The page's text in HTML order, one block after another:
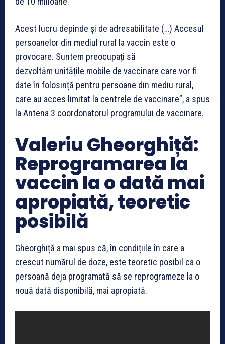
Acest lucru depinde și de adresabilitate (…) Accesul
persoanelor din mediul rural la vaccin este o
provocare. Suntem preocupați să
dezvoltăm unitățile mobile de vaccinare care vor fi
date în folosință pentru persoane din mediu rural,
care au acces limitat la centrele de vaccinare”, a spus
la Antena 3 coordonatorul programului de vaccinare.
Valeriu Gheorghiță:
Reprogramarea la
vaccin la o dată mai
apropiată, teoretic
posibilă
Gheorghiță a mai spus că, în condițiile în care a
crescut numărul de doze, este teoretic posibil ca o
persoană deja programată să se reprogrameze la o
nouă dată disponibilă, mai apropiată.